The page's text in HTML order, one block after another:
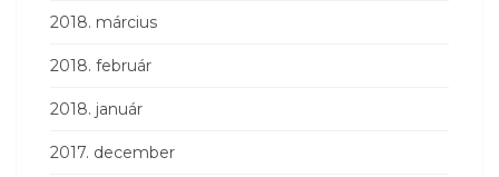
2018. március
2018. február
2018. január
2017. december